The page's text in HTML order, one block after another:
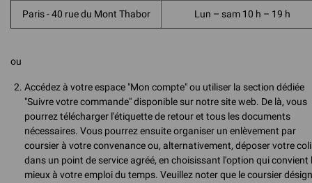
Paris - 40 rue du Mont Thabor Lun – sam 10 h – 19 h
ou
Accédez à votre espace "Mon compte" ou utiliser la section dédiée
"Suivre votre commande" disponible sur notre site web. De là, vous
pourrez télécharger l'étiquette de retour et tous les documents
nécessaires. Vous pourrez ensuite organiser un enlèvement par
coursier à votre convenance ou, alternativement, déposer votre
dans un point de service agréé, en choisissant l'option qui convient
mieux à votre emploi du temps. Veuillez noter que le coursier